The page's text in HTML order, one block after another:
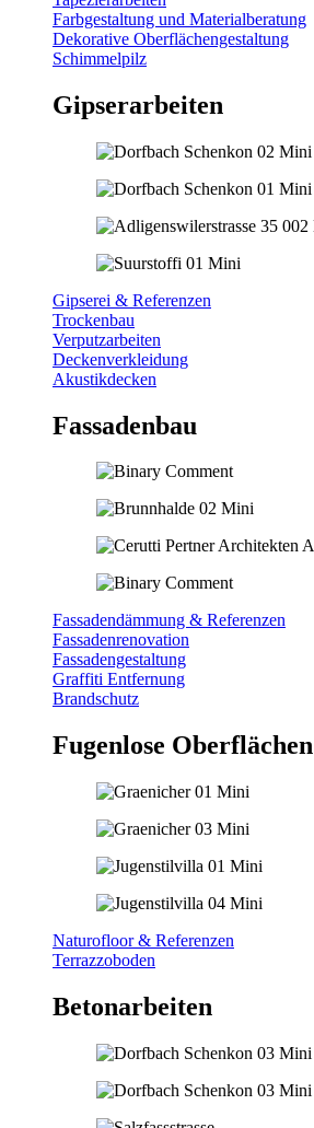
Farbgestaltung und Materialberatung
Dekorative Oberflächengestaltung
Schimmelpilz
Gipserarbeiten
Gipserei & Referenzen
Trockenbau
Verputzarbeiten
Deckenverkleidung
Akustikdecken
Fassadenbau
Fassadendämmung & Referenzen
Fassadenrenovation
Fassadengestaltung
Graffiti Entfernung
Brandschutz
Fugenlose Oberflächen
Naturofloor & Referenzen
Terrazzoboden
Betonarbeiten